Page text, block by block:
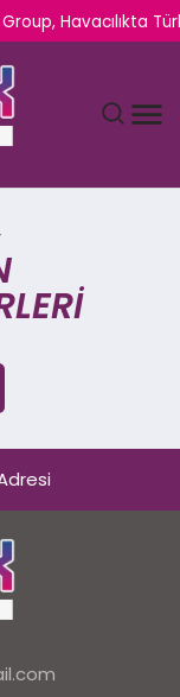
Havacılıkta